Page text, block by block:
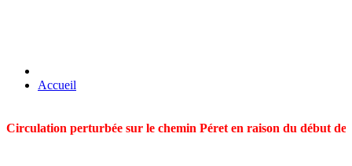
Accueil
Circulation perturbée sur le chemin Péret en raison du début